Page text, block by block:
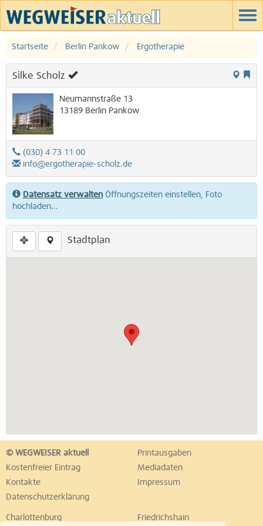
Startseite Berlin Pankow Ergotherapie
Silke Scholz
Neumannstraße 13
13189 Berlin Pankow
(030) 4 73 11 00
info@ergotherapie-scholz.de
Datensatz verwalten Öffnungszeiten einstellen, Foto
hochladen...
Stadtplan
© WEGWEISER aktuell
Printausgaben
Kostenfreier Eintrag
Mediadaten
Kontakte
Impressum
Datenschutzerklärung
Charlottenburg Friedrichshain